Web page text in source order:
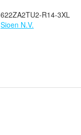
622ZA2TU2-R14-3XL
Sioen N.V.